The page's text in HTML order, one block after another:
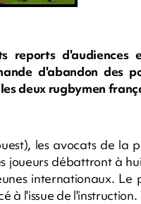
reports d'audiences
d'abandon des
deux rugbymen
les avocats de la
joueurs débattront à
internationaux.
à l'issue de l'instruction.